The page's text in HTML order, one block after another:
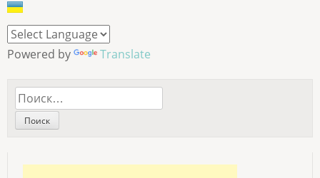
Powered by Translate
Найти: